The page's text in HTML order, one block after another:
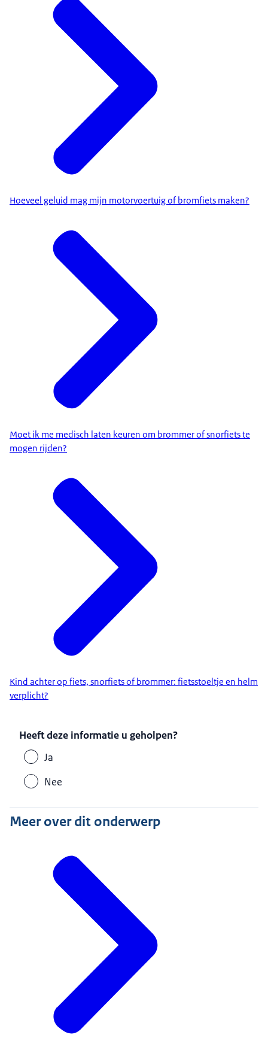
Hoeveel geluid mag mijn motorvoertuig of bromfiets maken?
Moet ik me medisch laten keuren om brommer of snorfiets te
mogen rijden?
Kind achter op fiets, snorfiets of brommer: fietsstoeltje en helm
verplicht?
Heeft deze informatie u geholpen?
Ja
Nee
Meer over dit onderwerp